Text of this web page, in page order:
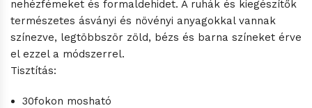
nehézfémeket és formaldehidet. A ruhák és kiegészítők
természetes ásványi és növényi anyagokkal vannak
színezve, legtöbbször zöld, bézs és barna színeket érve
el ezzel a módszerrel.
Tisztítás:
30fokon mosható